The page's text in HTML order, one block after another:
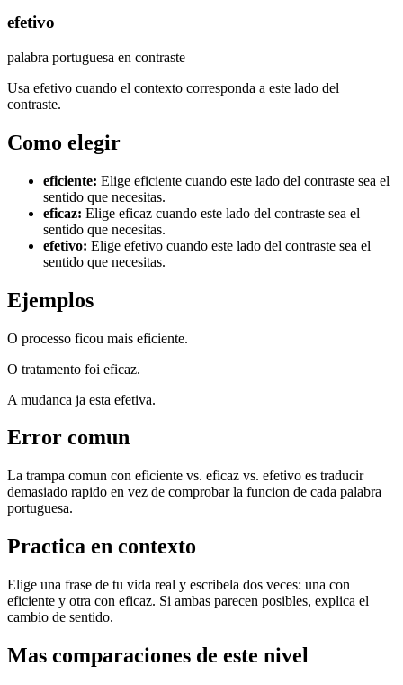
efetivo
palabra portuguesa en contraste
Usa efetivo cuando el contexto corresponda a este lado del
contraste.
Como elegir
eficiente: Elige eficiente cuando este lado del contraste sea el
sentido que necesitas.
eficaz: Elige eficaz cuando este lado del contraste sea el
sentido que necesitas.
efetivo: Elige efetivo cuando este lado del contraste sea el
sentido que necesitas.
Ejemplos
O processo ficou mais eficiente.
O tratamento foi eficaz.
A mudanca ja esta efetiva.
Error comun
La trampa comun con eficiente vs. eficaz vs. efetivo es traducir
demasiado rapido en vez de comprobar la funcion de cada palabra
portuguesa.
Practica en contexto
Elige una frase de tu vida real y escribela dos veces: una con
eficiente y otra con eficaz. Si ambas parecen posibles, explica el
cambio de sentido.
Mas comparaciones de este nivel